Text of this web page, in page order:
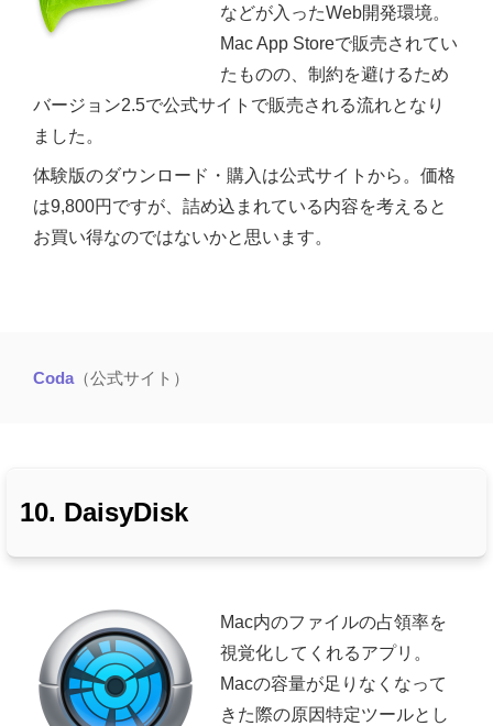
などが入ったWeb開発環境。
Mac App Storeで販売されてい
たものの、制約を避けるため
バージョン2.5で公式サイトで販売される流れとなり
ました。
体験版のダウンロード・購入は公式サイトから。価格
は9,800円ですが、詰め込まれている内容を考えると
お買い得なのではないかと思います。
Coda（公式サイト）
10. DaisyDisk
Mac内のファイルの占領率を
視覚化してくれるアプリ。
Macの容量が足りなくなって
きた際の原因特定ツールとし